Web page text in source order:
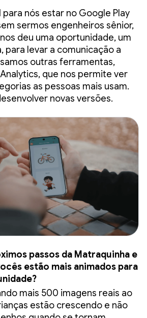
para nós estar no Google Play
sermos engenheiros sênior,
deu uma oportunidade, um
para levar a comunicação a
outras ferramentas,
que nos permite ver
as pessoas mais usam.
novas versões.
passos da Matraquinha e
estão mais animados para
mais 500 imagens reais ao
estão crescendo e não